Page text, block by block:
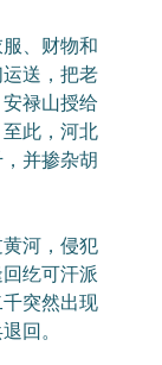
、财物和
送，把老
禄山授给
此，河北
并掺杂胡
河，侵犯
纥可汗派
突然出现
回。